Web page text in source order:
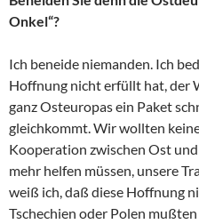
Onkel“?
Ich beneide niemanden. Ich
Hoffnung nicht erfüllt hat, der
ganz Osteuropas ein Paket
gleichkommt. Wir wollten
Kooperation zwischen Ost
mehr helfen müssen, unsere
weiß ich, daß diese Hoffnung
Tschechien oder Polen